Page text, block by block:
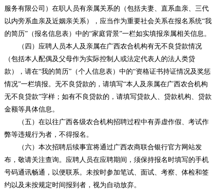
服务有限公司）在职人员有亲属关系的（包括夫妻、直系血亲、三代
以内旁系血亲及近姻亲关系），应当作为重要社会关系在报名系统“我
的简历”（报名信息表）中的“家庭背景”一栏如实填报亲属相关信息。
（四）应聘人员本人及亲属在广西农合机构有无不良贷款情况
（包括本人配偶及父母作为实际控制人或法定代表人的法人类贷
款），请在“我的简历”（个人信息表）中的“资格证书持证情况及奖惩
情况”一栏填报。无不良贷款的，请填写“本人及亲属在广西农合机构
无不良贷款”字样；如有不良贷款的，请填写贷款人、贷款机构、贷款
金额等具体信息。
（五）在以往广西各级农合机构招聘过程中有弄虚作假、考试作
弊等违规行为者，不得报名。
（六）本次招聘后续事宜将通过广西农商联合银行官方网站发
布，敬请关注查询。应聘人员在应聘期间，须保持报名时填写的手机
号码通讯畅通，以便联系。未按时参加笔试、面试、考察、体检和签
约以及未按规定时间报到者，视为自动放弃。